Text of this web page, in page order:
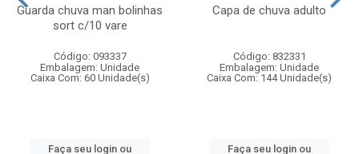
Guarda chuva man bolinhas
sort c/10 vare
Código: 093337
Embalagem: Unidade
Caixa Com: 60 Unidade(s)
Faça seu login ou
Capa de chuva adulto
Código: 832331
Embalagem: Unidade
Caixa Com: 144 Unidade(s)
Faça seu login ou